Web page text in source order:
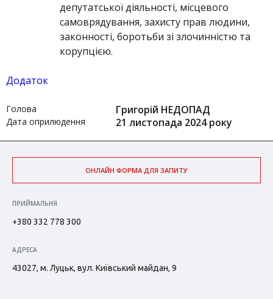
депутатської діяльності, місцевого
самоврядування, захисту прав людини,
законності, боротьби зі злочинністю та
корупцією.
Додаток
Голова Григорій НЕДОПАД
Дата оприлюдення 21 листопада 2024 року
ОНЛАЙН ФОРМА ДЛЯ ЗАПИТУ
ПРИЙМАЛЬНЯ
+380 332 778 300
АДРЕСА
43027, м. Луцьк, вул. Київський майдан, 9